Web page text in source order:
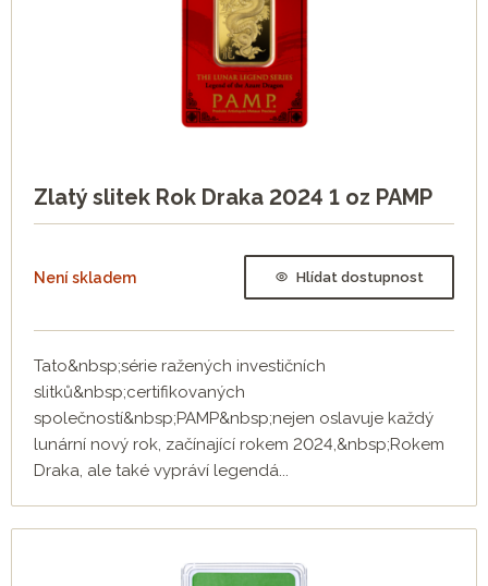
Zlatý slitek Rok Draka 2024 1 oz PAMP
Není skladem Hlídat dostupnost
Tato&nbsp;série ražených investičních
slitků&nbsp;certifikovaných
společností&nbsp;PAMP&nbsp;nejen oslavuje každý
lunární nový rok, začínající rokem 2024,&nbsp;Rokem
Draka, ale také vypráví legendá...